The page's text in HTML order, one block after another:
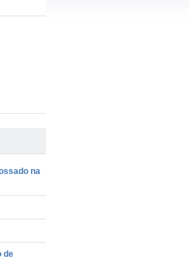
na
de